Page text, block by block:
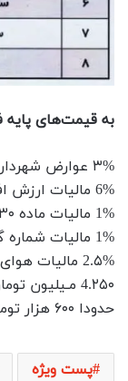
به قیمت‌های پایه
۳% عوارض شهرداری
6% مالیات ارزش افزوده
1% مالیات ماده ۳۰ قانون مالیات ارزش افزوده
1% مالیات شماره گذاری
2.۵% مالیات هوای پاک
4.۲۵۰ مـیلیون تومان بیمه شخص ثالث
حدودا ۶۰۰ هزار تومان خدمات شماره گذاری، پست و نصب پلاک
پست ویژه